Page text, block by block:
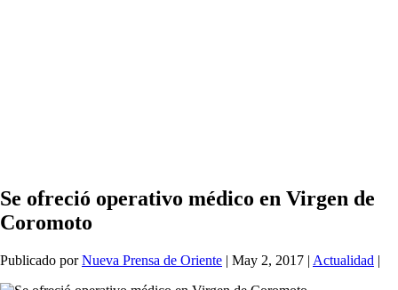
Se ofreció operativo médico en Virgen de
Coromoto
Publicado porNueva Prensa de Oriente | May 2, 2017 | Actualidad |